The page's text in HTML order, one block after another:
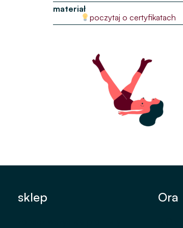
materiał
poczytaj o certyfikatach
sklep Ora